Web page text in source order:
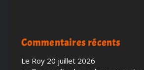
Commentaires récents
Le Roy 20 juillet 2026